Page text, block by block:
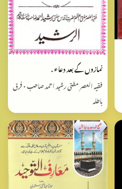
نمازوں کے بعد دعاء .
فقیہ العصر مفتی رشید احمد صاحب • فرق
باطلہ